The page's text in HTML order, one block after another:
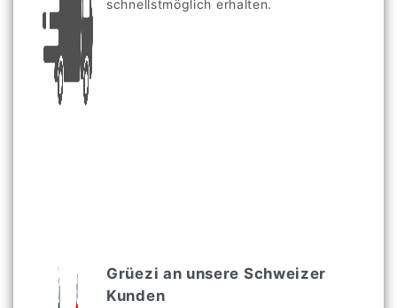
schnellstmöglich erhalten.
Grüezi an unsere Schweizer
Kunden